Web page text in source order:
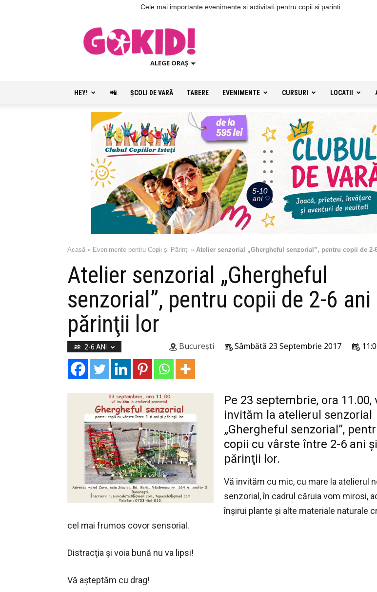
Cele mai importante evenimente si activitati pentru copii si parinti
ALEGE ORAȘ
HEY! 📲 ŞCOLI DE VARĂ TABERE EVENIMENTE CURSURI LOCATII
Acasă » Evenimente pentru Copii şi Părinţi » Atelier senzorial „Ghergheful senzorial”, pentru copii de
Atelier senzorial „Ghergheful
senzorial”, pentru copii de 2-6 ani
părinţii lor
2-6 ANI Sâmbătă 23 Septembrie 2017
București
Pe 23 septembrie, ora 11.00,
invităm la atelierul senzorial
„Ghergheful senzorial”,
copii cu vârste între 2-6 ani şi
părinţii lor.
Vă invităm cu mic, cu mare la atelierul
senzorial, în cadrul căruia vom mirosi,
înşirui plante şi alte materiale naturale
cel mai frumos covor sensorial.
Distracţia şi voia bună nu va lipsi!
Vă aşteptăm cu drag!